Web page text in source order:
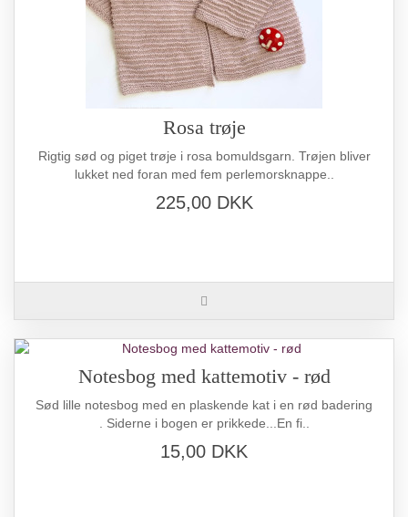
Rosa trøje
Rigtig sød og piget trøje i rosa bomuldsgarn. Trøjen bliver
lukket ned foran med fem perlemorsknappe..
225,00 DKK
Notesbog med kattemotiv - rød
Sød lille notesbog med en plaskende kat i en rød badering
. Siderne i bogen er prikkede...En fi..
15,00 DKK